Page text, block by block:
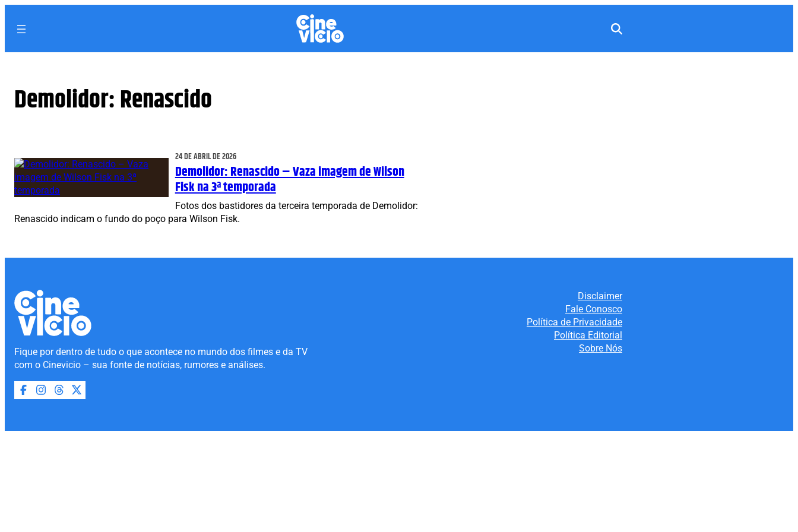
para
conteúdo
Demolidor: Renascido
24 DE ABRIL DE 2026
Demolidor: Renascido – Vaza imagem de Wilson
Fisk na 3ª temporada
Fotos dos bastidores da terceira temporada de Demolidor:
Renascido indicam o fundo do poço para Wilson Fisk.
Fique por dentro de tudo o que acontece no mundo dos filmes e da TV
com o Cinevicio – sua fonte de notícias, rumores e análises.
Disclaimer
Fale Conosco
Política de Privacidade
Política Editorial
Sobre Nós